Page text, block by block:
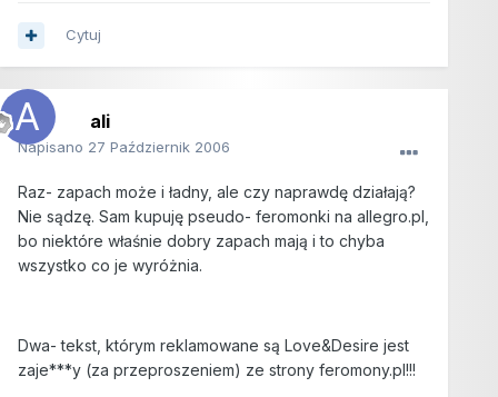
Cytuj
ali
Napisano 27 Październik 2006
Raz- zapach może i ładny, ale czy naprawdę działają?
Nie sądzę. Sam kupuję pseudo- feromonki na allegro.pl,
bo niektóre właśnie dobry zapach mają i to chyba
wszystko co je wyróżnia.
Dwa- tekst, którym reklamowane są Love&Desire jest
zaje***y (za przeproszeniem) ze strony feromony.pl!!!